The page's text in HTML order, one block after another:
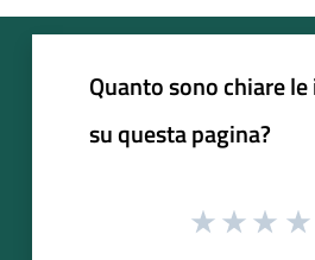
Quanto sono chiare
su questa pagina?